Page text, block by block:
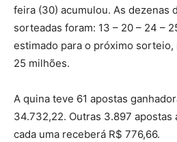
feira (30) acumulou. As dezenas
sorteadas foram: 13 – 20 – 24 –
estimado para o próximo sorteio,
25 milhões.
A quina teve 61 apostas
34.732,22. Outras 3.897 apostas
cada uma receberá R$ 776,66.